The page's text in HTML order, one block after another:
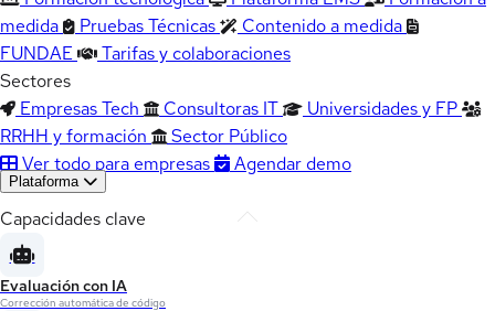
medida
Pruebas Técnicas
Contenido a medida
FUNDAE
Tarifas y colaboraciones
Sectores
Empresas Tech
Consultoras IT
Universidades y FP
RRHH y formación
Sector Público
Ver todo para empresas
Agendar demo
Plataforma
Capacidades clave
Evaluación con IA
Corrección automática de código